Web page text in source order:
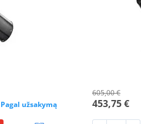
Pagal užsakymą
605,00 €
453,75 €